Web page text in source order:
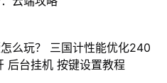
么玩？ 三国计性能优化240
后台挂机 按键设置教程